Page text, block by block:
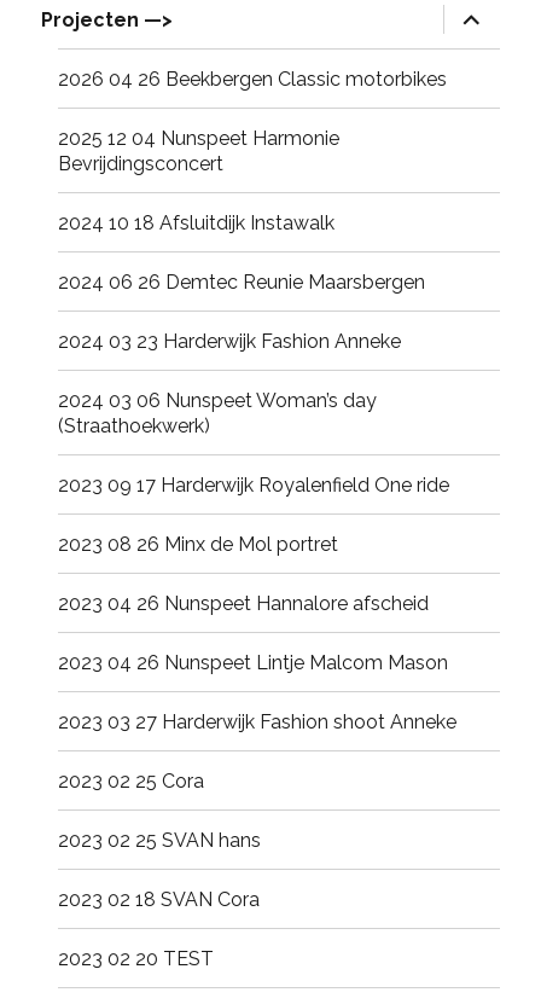
Projecten —>
expand
child
menu
2026 04 26 Beekbergen Classic motorbikes
2025 12 04 Nunspeet Harmonie
Bevrijdingsconcert
2024 10 18 Afsluitdijk Instawalk
2024 06 26 Demtec Reunie Maarsbergen
2024 03 23 Harderwijk Fashion Anneke
2024 03 06 Nunspeet Woman’s day
(Straathoekwerk)
2023 09 17 Harderwijk Royalenfield One ride
2023 08 26 Minx de Mol portret
2023 04 26 Nunspeet Hannalore afscheid
2023 04 26 Nunspeet Lintje Malcom Mason
2023 03 27 Harderwijk Fashion shoot Anneke
2023 02 25 Cora
2023 02 25 SVAN hans
2023 02 18 SVAN Cora
2023 02 20 TEST